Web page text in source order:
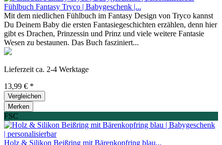
Fühlbuch Fantasy Tryco | Babygeschenk |...
Mit dem niedlichen Fühlbuch im Fantasy Design von Tryco kannst
Du Deinem Baby die ersten Fantasiegeschichten erzählen, denn hier
gibt es Drachen, Prinzessin und Prinz und viele weitere Fantasie
Wesen zu bestaunen. Das Buch fasziniert...
Lieferzeit ca. 2-4 Werktage
13,99 € *
Vergleichen
Merken
FSC
Holz & Silikon Beißring mit Bärenkopfring blau...